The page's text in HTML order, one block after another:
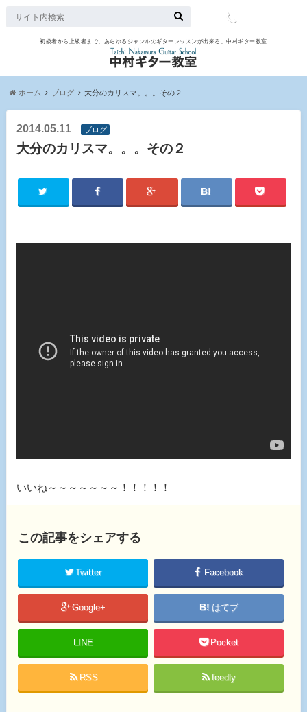
初級者から上級者まで、あらゆるジャンルのギターレッスンが出来る、中村ギター教室
ホーム ブログ 大分のカリスマ。。。その２
2014.05.11 ブログ
大分のカリスマ。。。その２
いいね～～～～～～～！！！！！
この記事をシェアする
Twitter Facebook
Google+ はてブ
LINE Pocket
RSS feedly